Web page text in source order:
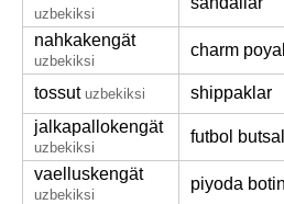
uzbekiksi
nahkakengät
uzbekiksi
charm
tossut uzbekiksi
shippaklar
jalkapallokengät
uzbekiksi
futbol
vaelluskengät
uzbekiksi
piyoda